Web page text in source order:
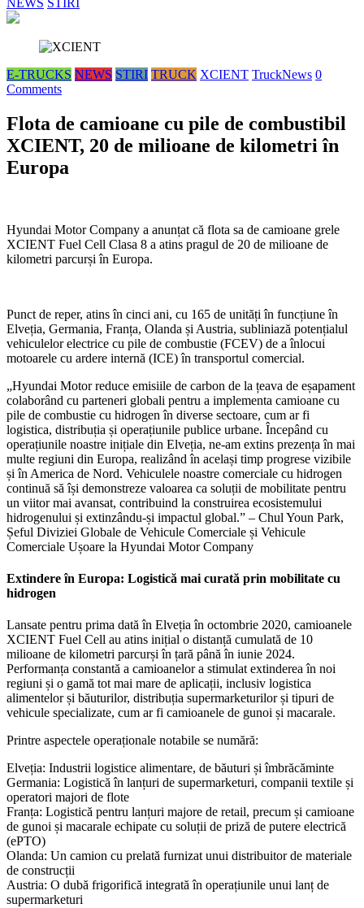
NEWS STIRI
E-TRUCKS NEWS STIRI TRUCK XCIENT TruckNews 0
Comments
Flota de camioane cu pile de combustibil
XCIENT, 20 de milioane de kilometri în
Europa
Hyundai Motor Company a anunțat că flota sa de camioane grele
XCIENT Fuel Cell Clasa 8 a atins pragul de 20 de milioane de
kilometri parcurși în Europa.
Punct de reper, atins în cinci ani, cu 165 de unități în funcțiune în
Elveția, Germania, Franța, Olanda și Austria, subliniază potențialul
vehiculelor electrice cu pile de combustie (FCEV) de a înlocui
motoarele cu ardere internă (ICE) în transportul comercial.
„Hyundai Motor reduce emisiile de carbon de la țeava de eșapament
colaborând cu parteneri globali pentru a implementa camioane cu
pile de combustie cu hidrogen în diverse sectoare, cum ar fi
logistica, distribuția și operațiunile publice urbane. Începând cu
operațiunile noastre inițiale din Elveția, ne-am extins prezența în mai
multe regiuni din Europa, realizând în același timp progrese vizibile
și în America de Nord. Vehiculele noastre comerciale cu hidrogen
continuă să își demonstreze valoarea ca soluții de mobilitate pentru
un viitor mai avansat, contribuind la construirea ecosistemului
hidrogenului și extinzându-și impactul global.” – Chul Youn Park,
Șeful Diviziei Globale de Vehicule Comerciale și Vehicule
Comerciale Ușoare la Hyundai Motor Company
Extindere în Europa: Logistică mai curată prin mobilitate cu
hidrogen
Lansate pentru prima dată în Elveția în octombrie 2020, camioanele
XCIENT Fuel Cell au atins inițial o distanță cumulată de 10
milioane de kilometri parcurși în țară până în iunie 2024.
Performanța constantă a camioanelor a stimulat extinderea în noi
regiuni și o gamă tot mai mare de aplicații, inclusiv logistica
alimentelor și băuturilor, distribuția supermarketurilor și tipuri de
vehicule specializate, cum ar fi camioanele de gunoi și macarale.
Printre aspectele operaționale notabile se numără:
Elveția: Industrii logistice alimentare, de băuturi și îmbrăcăminte
Germania: Logistică în lanțuri de supermarketuri, companii textile și
operatori majori de flote
Franța: Logistică pentru lanțuri majore de retail, precum și camioane
de gunoi și macarale echipate cu soluții de priză de putere electrică
(ePTO)
Olanda: Un camion cu prelată furnizat unui distribuitor de materiale
de construcții
Austria: O dubă frigorifică integrată în operațiunile unui lanț de
supermarketuri